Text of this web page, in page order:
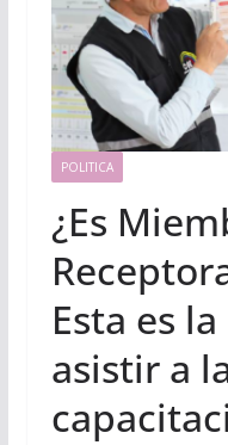
POLITICA
¿Es
Esta es
asistir a